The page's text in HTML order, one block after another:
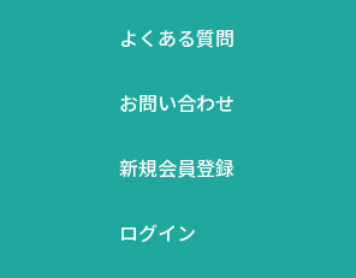
よくある質問
お問い合わせ
新規会員登録
ログイン